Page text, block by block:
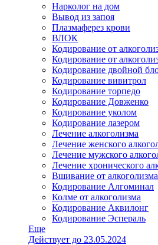
Нарколог на дом
Вывод из запоя
Плазмаферез крови
ВЛОК
Кодирование от
Кодирование от
Кодирование двойной
Кодирование вивитрол
Кодирование торпедо
Кодирование Довженко
Кодирование уколом
Кодирование лазером
Лечение алкоголизма
Лечение женского
Лечение мужского
Лечение хронического
Вшивание от алкоголизма
Кодирование Алгоминал
Колме от алкоголизма
Кодирование Аквилонг
Кодирование Эспераль
Еще
Действует до 23.05.2024